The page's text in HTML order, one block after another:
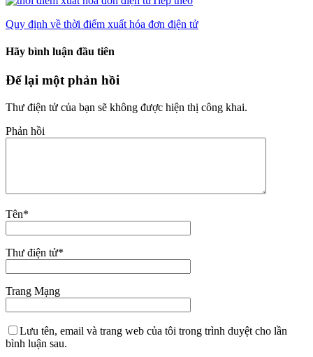
Quy định về thời điểm xuất hóa đơn điện tử
Hãy bình luận đầu tiên
Để lại một phản hồi
Thư điện tử của bạn sẽ không được hiện thị công khai.
Phản hồi
Tên*
Thư điện tử*
Trang Mạng
Lưu tên, email và trang web của tôi trong trình duyệt cho lần
bình luận sau.